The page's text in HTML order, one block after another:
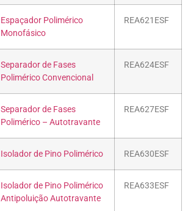
Espaçador Polimérico
Monofásico
REA621ESF
Separador de Fases
Polimérico Convencional
REA624ESF
Separador de Fases
Polimérico – Autotravante
REA627ESF
Isolador de Pino Polimérico REA630ESF
Isolador de Pino Polimérico
Antipoluição Autotravante
REA633ESF